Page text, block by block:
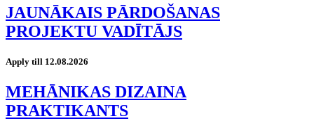
JAUNĀKAIS PĀRDOŠANAS
PROJEKTU VADĪTĀJS
Apply till 12.08.2026
MEHĀNIKAS DIZAINA
PRAKTIKANTS